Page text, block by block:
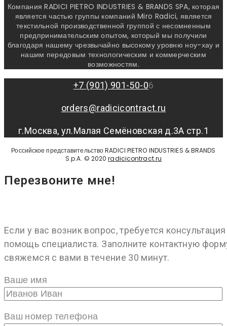
Компания RADICI PIETRO INDUSTRIES & BRANDS SPA, которая
является частью группы компаний Miro Radici, является
текстильной производственной группой с несомненным
предпринимательским опытом, который мы получили
благодаря нашему чрезвычайно высокому уровню ноу-хау и
нашим передовым технологическим и коммерческим
возможностям.
+7 (901) 901-50-06
orders@radicicontract.ru
г.Москва, ул.Малая Семёновская д.3А стр.1
Российское представительство RADICI PIETRO INDUSTRIES & BRANDS
S.p.A. © 2020radicicontract.ru
Перезвоните мне!
Если у вас возник вопрос, требуется
помощь специалиста. Заполните контактную
свяжемся с вами в течение 30 минут.
Ваше имя
Ваш номер телефона